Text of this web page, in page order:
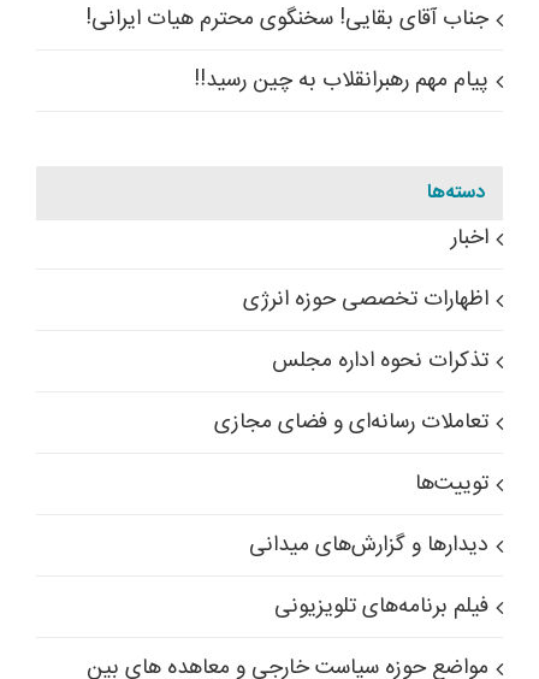
جناب آقای بقایی! سخنگوی محترم هیات ایرانی!
پیام مهم رهبرانقلاب به چین رسید!!
دسته‌ها
اخبار
اظهارات تخصصی حوزه انرژی
تذکرات نحوه اداره مجلس
تعاملات رسانه‌ای و فضای مجازی
توییت‌ها
دیدارها و گزارش‌های میدانی
فیلم برنامه‌های تلویزیونی
مواضع حوزه سیاست خارجی و معاهده های بین